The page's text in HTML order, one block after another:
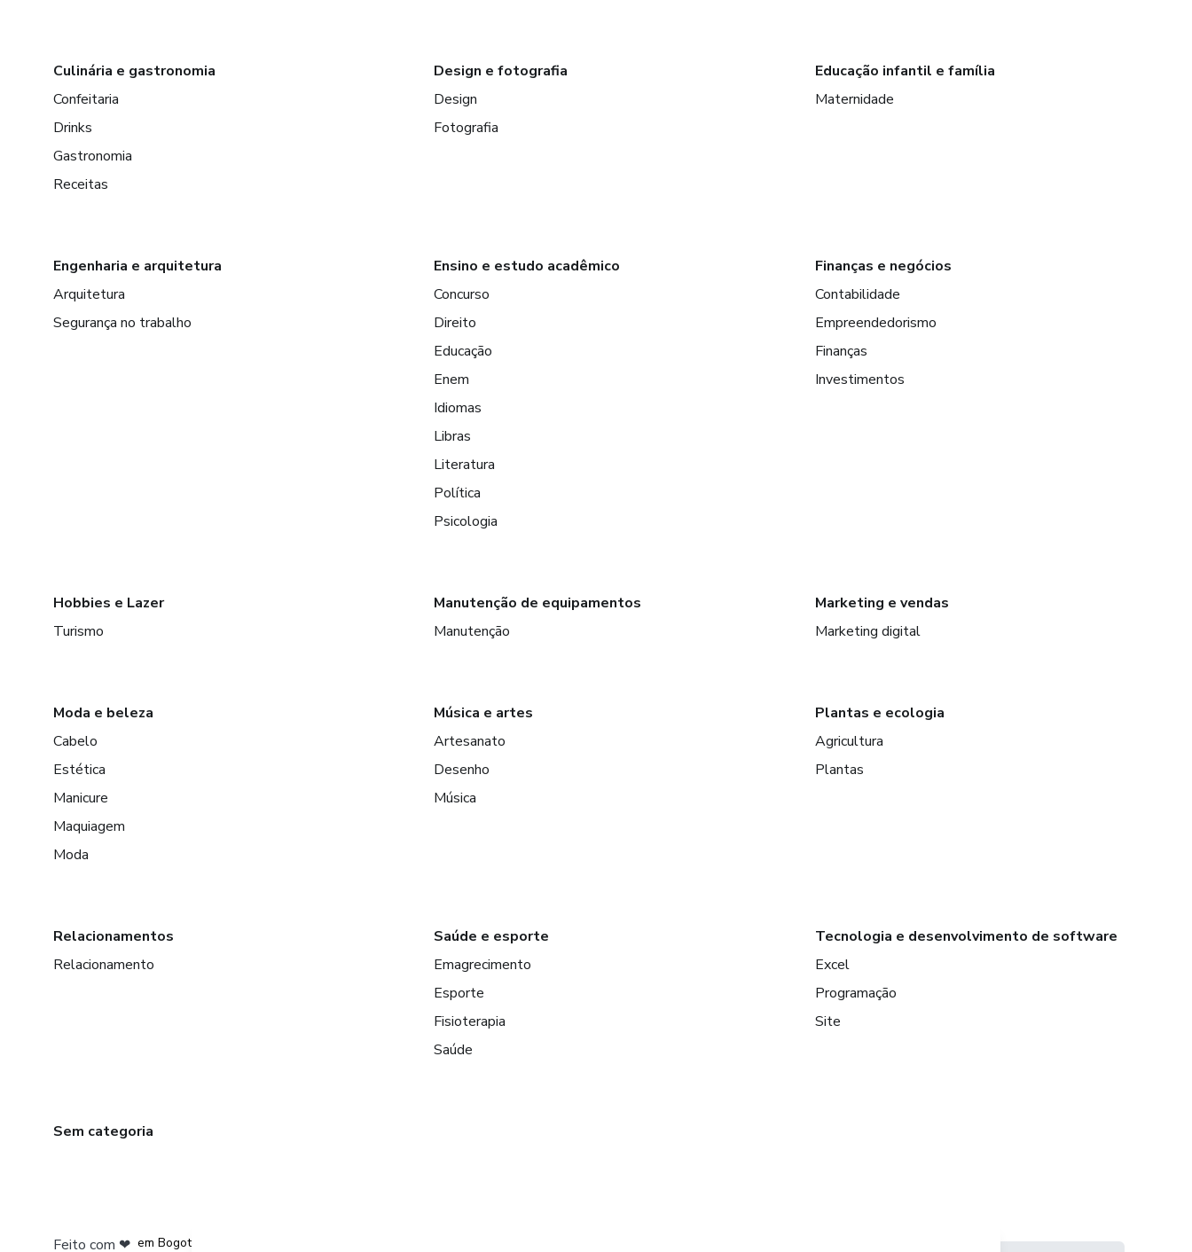
Culinária e gastronomia
Confeitaria
Drinks
Gastronomia
Receitas
Design e fotografia
Design
Fotografia
Educação infantil e família
Maternidade
Engenharia e arquitetura
Arquitetura
Segurança no trabalho
Ensino e estudo acadêmico
Concurso
Direito
Educação
Enem
Idiomas
Libras
Literatura
Política
Psicologia
Finanças e negócios
Contabilidade
Empreendedorismo
Finanças
Investimentos
Hobbies e Lazer
Turismo
Manutenção de equipamentos
Manutenção
Marketing e vendas
Marketing digital
Moda e beleza
Cabelo
Estética
Manicure
Maquiagem
Moda
Música e artes
Artesanato
Desenho
Música
Plantas e ecologia
Agricultura
Plantas
Relacionamentos
Relacionamento
Saúde e esporte
Emagrecimento
Esporte
Fisioterapia
Saúde
Tecnologia e desenvolvimento de software
Excel
Programação
Site
Sem categoria
Feito com ❤ em Bogotá